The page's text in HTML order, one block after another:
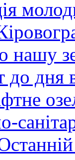
нашу
до дня